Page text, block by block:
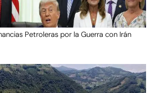
Petroleras por la Guerra con Irán